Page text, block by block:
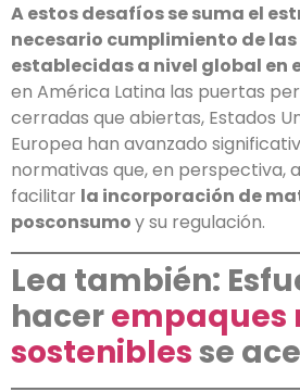
A estos desafíos se suma el
necesario cumplimiento de
establecidas a nivel global en
en América Latina las puertas
cerradas que abiertas, Estados
Europea han avanzado
normativas que, en perspec­tiva,
facilitar la incorporación de
posconsumoy su regulación.
Lea también:
hacerempaques
sosteniblesse